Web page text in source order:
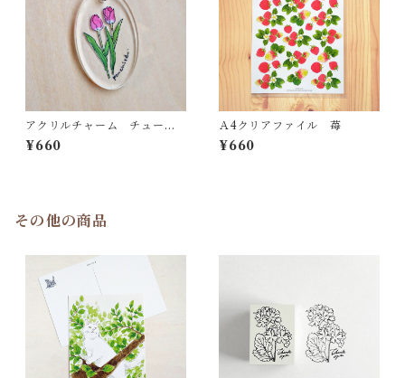
アクリルチャーム チューリ
ップ
¥660
Ａ4クリアファイル 苺
¥660
その他の商品